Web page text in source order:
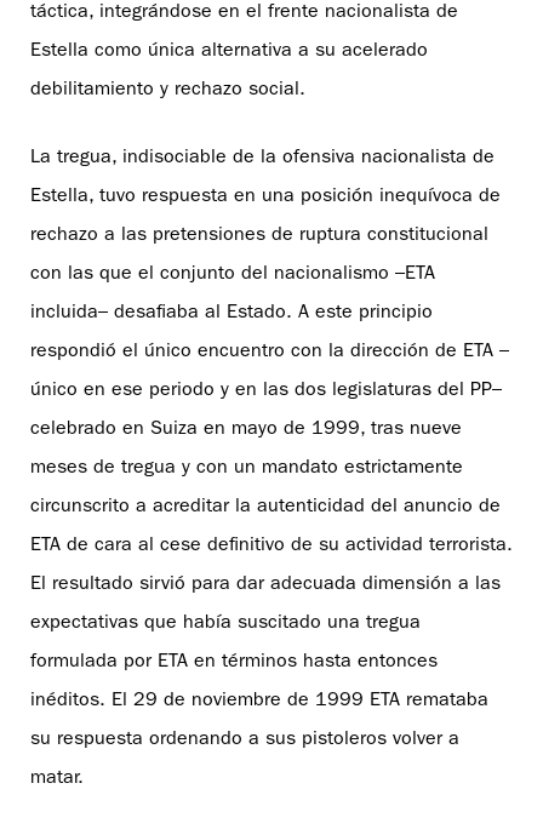
táctica, integrándose en el frente nacionalista de
Estella como única alternativa a su acelerado
debilitamiento y rechazo social.
La tregua, indisociable de la ofensiva nacionalista de
Estella, tuvo respuesta en una posición inequívoca de
rechazo a las pretensiones de ruptura constitucional
con las que el conjunto del nacionalismo –ETA
incluida– desafiaba al Estado. A este principio
respondió el único encuentro con la dirección de ETA –
único en ese periodo y en las dos legislaturas del PP–
celebrado en Suiza en mayo de 1999, tras nueve
meses de tregua y con un mandato estrictamente
circunscrito a acreditar la autenticidad del anuncio de
ETA de cara al cese definitivo de su actividad terrorista.
El resultado sirvió para dar adecuada dimensión a las
expectativas que había suscitado una tregua
formulada por ETA en términos hasta entonces
inéditos. El 29 de noviembre de 1999 ETA remataba
su respuesta ordenando a sus pistoleros volver a
matar.